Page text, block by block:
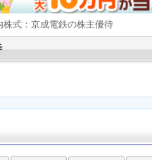
株式：京成電鉄の株主優待